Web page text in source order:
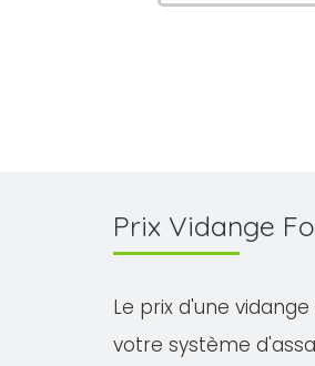
Prix Vidange
Le prix d'une
votre système